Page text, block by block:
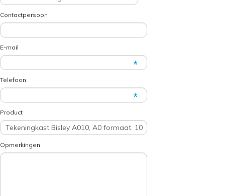
Contactpersoon
E-mail
Telefoon
Product
Opmerkingen